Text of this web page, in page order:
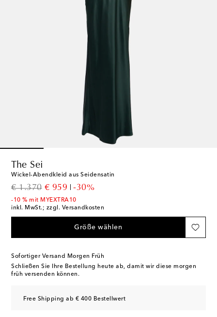
The Sei
Wickel-Abendkleid aus Seidensatin
€ 1.370
original price
€ 959
discount price
-30%
-10 % mit MYEXTRA10
inkl. MwSt.; zzgl. Versandkosten
Größe wählen
Sofortiger Versand Morgen Früh
Schließen Sie Ihre Bestellung heute ab, damit wir diese morgen
früh versenden können.
Free Shipping ab € 400 Bestellwert